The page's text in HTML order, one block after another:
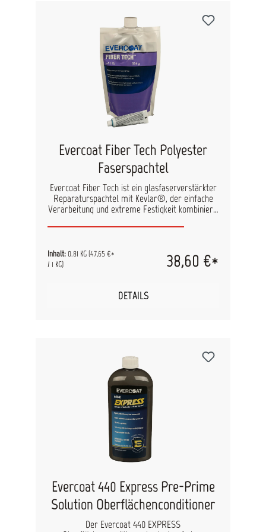
Evercoat Fiber Tech Polyester
Faserspachtel
Evercoat Fiber Tech ist ein glasfaserverstärkter
Reparaturspachtel mit Kevlar®, der einfache
Verarbeitung und extreme Festigkeit kombiniert.
gleichmäßigen Auftrag wie bei einem
Kevlar®-Zusatz verleiht dem Produkt
besondere Stabilität, ideal für die Reparatur von
der ZNX-7-Technologie bietet Fiber Tech
OEM-Lack Stahl galvanisierter Stahl verzinkter
Stahl Aluminium Komposit-Kunststoff Hart-
Kunststoff SMC-Verbundwerkstoff
Polyesterspachtel
Inhalt: 0.81 KG(47,65 €*
/ 1 KG)
38,60 €*
DETAILS
Evercoat 440 Express Pre-Prime
Solution Oberflächenconditioner
Der Evercoat 440 EXPRESS